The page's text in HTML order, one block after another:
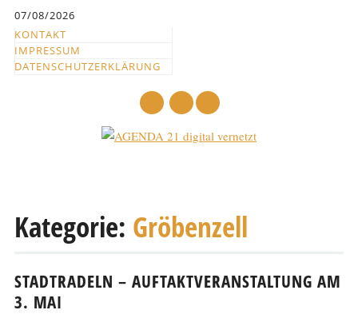
springen
07/08/2026
KONTAKT
IMPRESSUM
DATENSCHUTZERKLÄRUNG
zum
Kategorie: Gröbenzell
STADTRADELN – AUFTAKTVERANSTALTUNG AM
3. MAI